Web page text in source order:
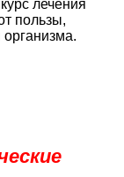
лечения
пользы,